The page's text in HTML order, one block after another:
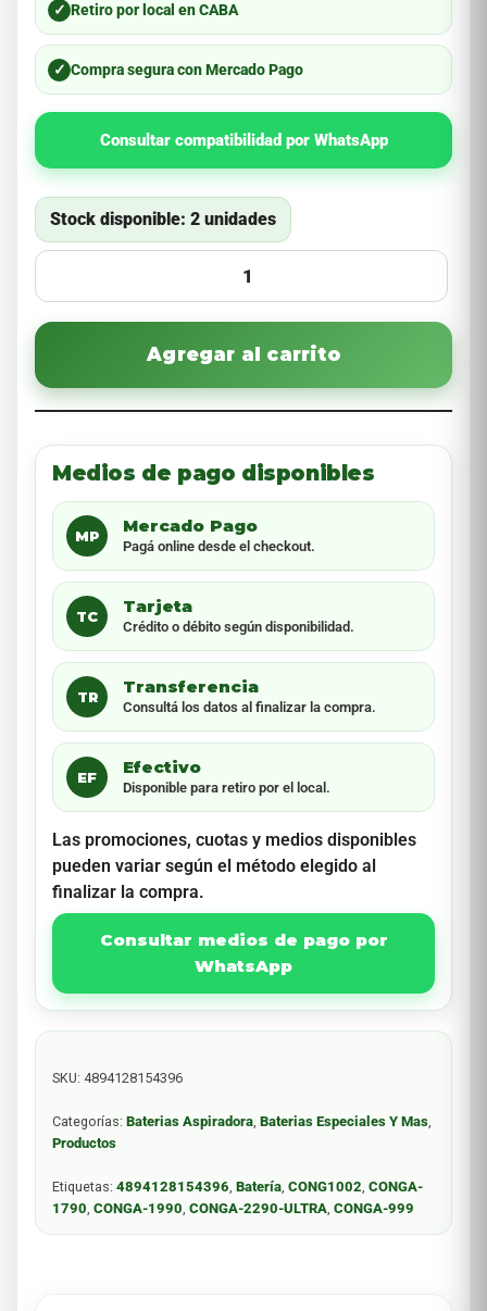
✓ Retiro por local en CABA
✓ Compra segura con Mercado Pago
Consultar compatibilidad por WhatsApp
Stock disponible: 2 unidades
Agregar al carrito
Medios de pago disponibles
MP
Mercado Pago
Pagá online desde el checkout.
TC
Tarjeta
Crédito o débito según disponibilidad.
TR
Transferencia
Consultá los datos al finalizar la compra.
EF
Efectivo
Disponible para retiro por el local.
Las promociones, cuotas y medios disponibles
pueden variar según el método elegido al
finalizar la compra.
Consultar medios de pago por
WhatsApp
SKU: 4894128154396
Categorías: Baterias Aspiradora, Baterias Especiales Y Mas,
Productos
Etiquetas: 4894128154396, Batería, CONG1002, CONGA-
1790, CONGA-1990, CONGA-2290-ULTRA, CONGA-999